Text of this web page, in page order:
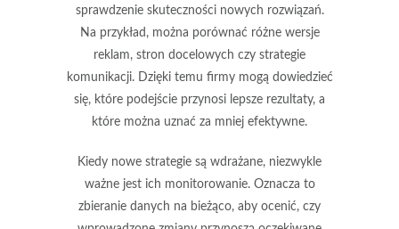
sprawdzenie skuteczności nowych rozwiązań.
Na przykład, można porównać różne wersje
reklam, stron docelowych czy strategie
komunikacji. Dzięki temu firmy mogą dowiedzieć
się, które podejście przynosi lepsze rezultaty, a
które można uznać za mniej efektywne.
Kiedy nowe strategie są wdrażane, niezwykle
ważne jest ich monitorowanie. Oznacza to
zbieranie danych na bieżąco, aby ocenić, czy